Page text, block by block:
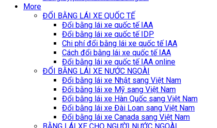
More
ĐỔI BẰNG LÁI XE QUỐC TẾ
Đổi bằng lái xe quốc tế IAA
Đổi bằng lái xe quốc tế IDP
Chi phí đổi bằng lái xe quốc tế IAA
Cách đổi bằng lái xe quốc tế IAA
Đổi bằng lái xe quốc tế IAA online
ĐỔI BẰNG LÁI XE NƯỚC NGOÀI
Đổi bằng lái xe Nhật sang Việt Nam
Đổi bằng lái xe Mỹ sang Việt Nam
Đổi bằng lái xe Hàn Quốc sang Việt Nam
Đổi bằng lái xe Đài Loan sang Việt Nam
Đổi bằng lái xe Canada sang Việt Nam